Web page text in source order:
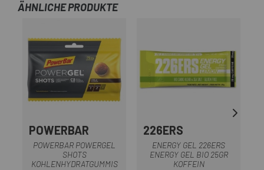
ÄHNLICHE PRODUKTE
POWERBAR
POWERBAR POWERGEL
SHOTS
KOHLENHYDRATGUMMIS
226ERS
ENERGY GEL 226ERS
ENERGY GEL BIO 25GR
KOFFEIN